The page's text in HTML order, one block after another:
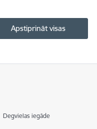
Apstiprināt visas
Degvielas iegāde